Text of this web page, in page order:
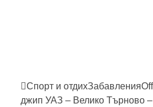
Спорт и отдихЗабавления
джип УАЗ – Велико Търново –